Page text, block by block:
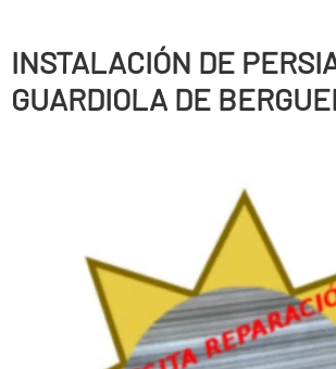
INSTALACIÓN DE
GUARDIOLA DE